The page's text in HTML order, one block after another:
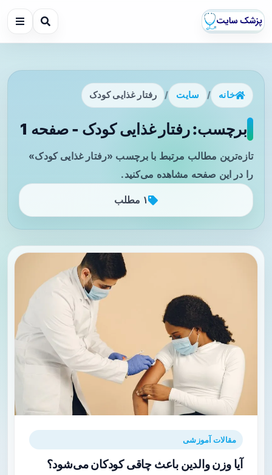
خانه / سایت / رفتار غذایی کودک
برچسب: رفتار غذایی کودک - صفحه 1
تازه‌ترین مطالب مرتبط با برچسب «رفتار غذایی کودک»
را در این صفحه مشاهده می‌کنید.
۱ مطلب
مقالات آموزشی
آیا وزن والدین باعث چاقی کودکان می‌شود؟